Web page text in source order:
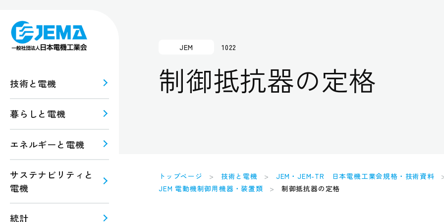
技術と電機
暮らしと電機
エネルギーと電機
サステナビリティと
電機
統計
ギー
JEM 1022
制御抵抗器の定格
トップページ 技術と電機 JEM・JEM-TR 日本電機工業会規格・技術資料
JEM 電動機制御用機器・装置類
制御抵抗器の定格